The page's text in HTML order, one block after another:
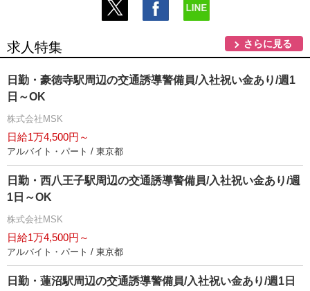
求人特集 さらに見る
日勤・豪徳寺駅周辺の交通誘導警備員/入社祝い金あり/週1
日～OK
株式会社MSK
日給1万4,500円～
アルバイト・パート / 東京都
日勤・西八王子駅周辺の交通誘導警備員/入社祝い金あり/週
1日～OK
株式会社MSK
日給1万4,500円～
アルバイト・パート / 東京都
日勤・蓮沼駅周辺の交通誘導警備員/入社祝い金あり/週1日